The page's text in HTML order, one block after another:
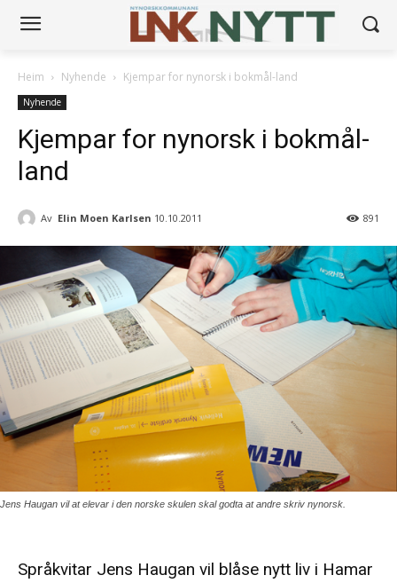
Heim Nyhende Kjempar for nynorsk i bokmål-land
Nyhende
Kjempar for nynorsk i bokmål-
land
Av Elin Moen Karlsen 10.10.2011 891
Jens Haugan vil at elevar i den norske skulen skal godta at andre skriv nynorsk.
Språkvitar Jens Haugan vil blåse nytt liv i Hamar